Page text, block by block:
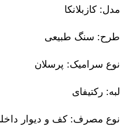
مدل: کازبلانکا
طرح: سنگ طبیعی
نوع سرامیک: پرسلان
لبه: رکتیفای
نوع مصرف: کف و دیوار